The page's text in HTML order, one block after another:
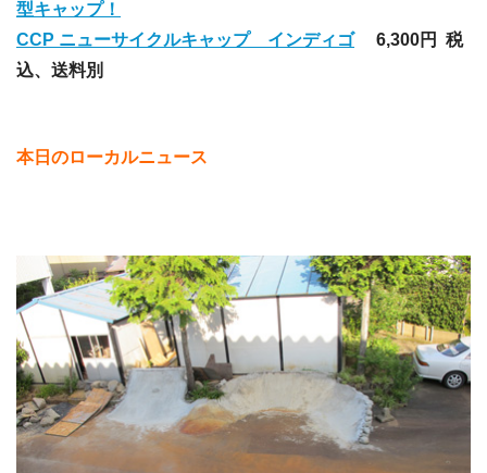
型キャップ！
CCP ニューサイクルキャップ インディゴ
6,300円 税
込、送料別
本日のローカルニュース